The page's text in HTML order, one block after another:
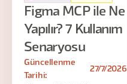
Figma MCP ile Ne
Yapılır? 7 Kullanım
Senaryosu
Güncellenme
Tarihi:
27/7/2026